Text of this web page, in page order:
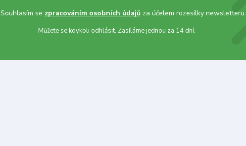
Souhlasím se zpracováním osobních údajůza účelem rozesílky newsletteru.
Můžete se kdykoli odhlásit. Zasíláme jednou za 14 dní.